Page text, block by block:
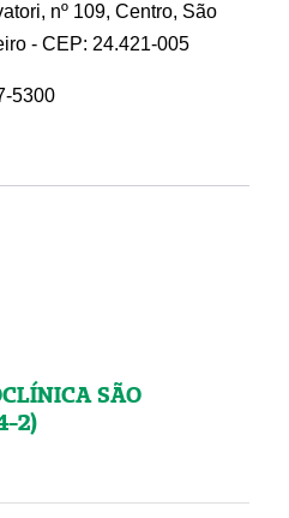
nº 109, Centro, São
- CEP: 24.421-005
5300
SÃO
2)